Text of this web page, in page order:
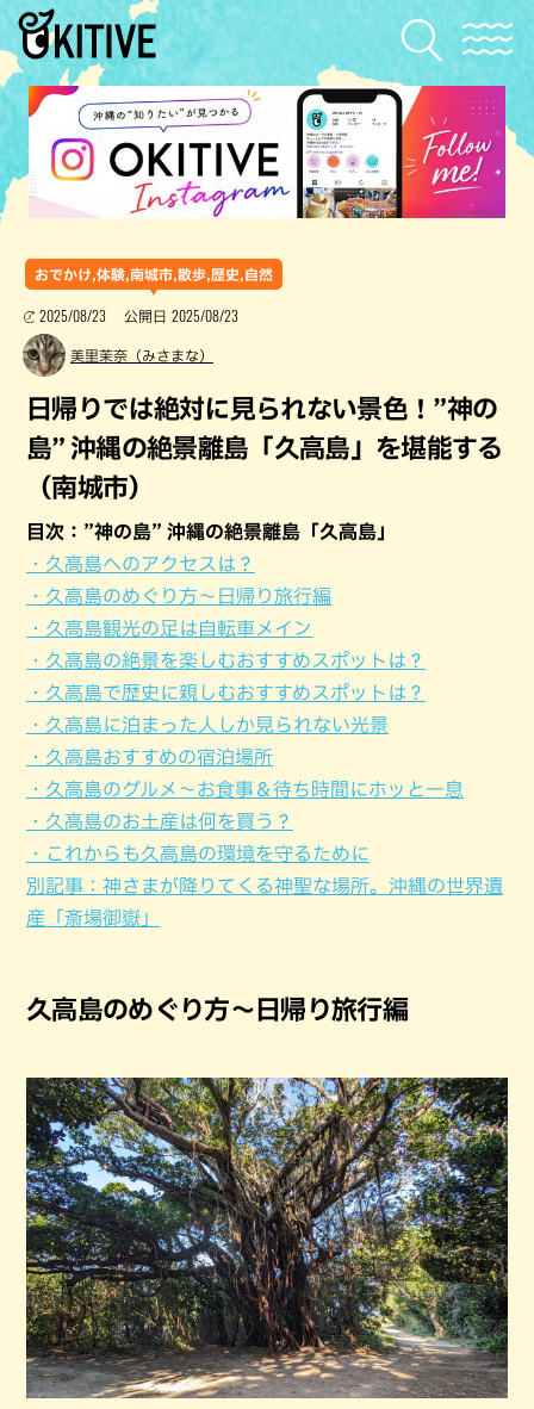
おでかけ,体験,南城市,散歩,歴史,自然
2025/08/23 公開日 2025/08/23
美里茉奈（みさまな）
日帰りでは絶対に見られない景色！”神の
島” 沖縄の絶景離島「久高島」を堪能する
（南城市）
目次：”神の島” 沖縄の絶景離島「久高島」
・久高島へのアクセスは？
・久高島のめぐり方～日帰り旅行編
・久高島観光の足は自転車メイン
・久高島の絶景を楽しむおすすめスポットは？
・久高島で歴史に親しむおすすめスポットは？
・久高島に泊まった人しか見られない光景
・久高島おすすめの宿泊場所
・久高島のグルメ～お食事＆待ち時間にホッと一息
・久高島のお土産は何を買う？
・これからも久高島の環境を守るために
別記事：神さまが降りてくる神聖な場所。沖縄の世界遺
産「斎場御嶽」
久高島のめぐり方～日帰り旅行編